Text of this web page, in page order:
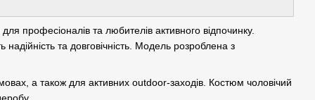
професіоналів та любителів активного відпочинку.
та довговічність. Модель розроблена з
а також для активних outdoor-заходів. Костюм чоловічий